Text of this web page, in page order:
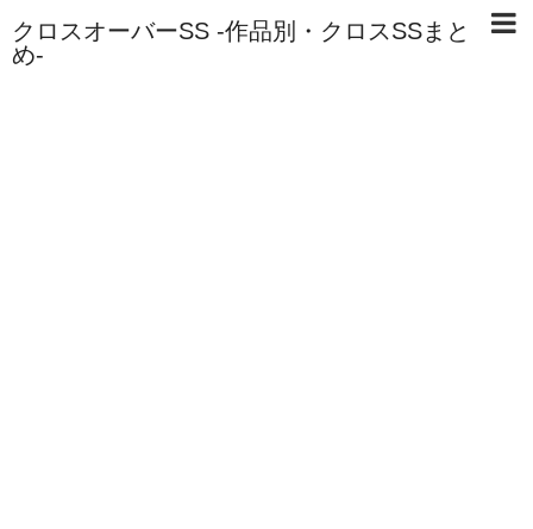
クロスオーバーSS -作品別・クロスSSまと
め-